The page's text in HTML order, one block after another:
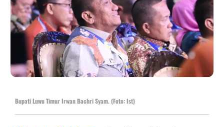
Bupati Luwu Timur Irwan Bachri Syam. (Foto: Ist)